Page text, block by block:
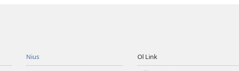
Nius Ol Link